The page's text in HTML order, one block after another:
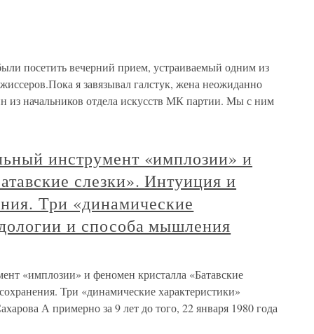
посетить вечерний прием, устраиваемый одним из
я завязывал галстук, жена неожиданно
из начальников отдела искусств МК партии. Мы с ним
инструмент «имплозии» и
слезки». Интуиция и
Три «динамические
и способа мышления
«имплозии» и феномен кристалла «Батавские
Три «динамические характеристики»
А примерно за 9 лет до того, 22 января 1980 года